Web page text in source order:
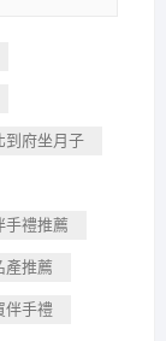
到府坐月子
手禮推薦
產推薦
伴手禮